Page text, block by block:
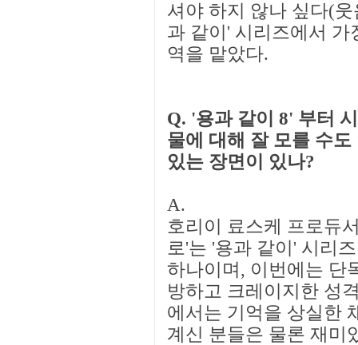
셔야 하지 않나 싶다(
과 같이' 시리즈에서
역을 맡았다.
Q. '용과 같이 8' 부터
물에 대해 잘 모를 수
있는 장면이 있나?
A.
호리이 료스케 프로듀
로'는 '용과 같이' 시리
하나이며, 이번에는 단
방하고 크레이지한 성
에서는 기억을 상실한
계신 분들은 물론 재미